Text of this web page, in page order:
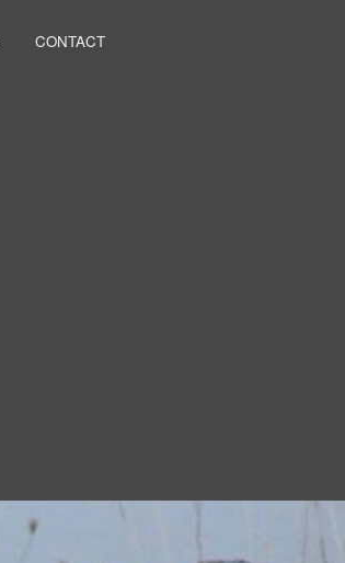
CONTACT